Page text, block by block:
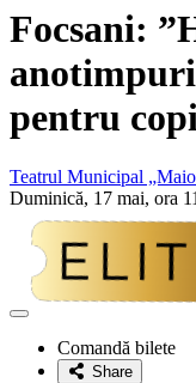
Focsani:
pentru
Teatrul Municipal
Duminică, 17 mai, ora
Adaugă
favoriteComandă bilete
Share